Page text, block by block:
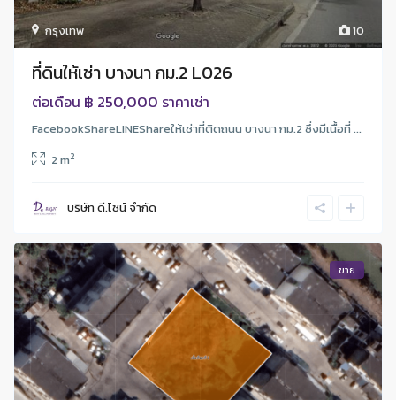
10
กรุงเทพ
ที่ดินให้เช่า บางนา กม.2 L026
ต่อเดือน ฿ 250,000 ราคาเช่า
FacebookShareLINEShareให้เช่าที่ติดถนน บางนา กม.2 ซึ่งมีเนื้อที่ ...
2 m2
บริษัท ดี.ไซน์ จํากัด
ขาย